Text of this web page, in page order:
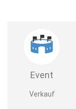
Event
Verkauf